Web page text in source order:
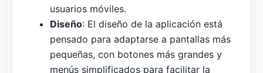
usuarios móviles.
Diseño: El diseño de la aplicación está
pensado para adaptarse a pantallas más
pequeñas, con botones más grandes y
menús simplificados para facilitar la